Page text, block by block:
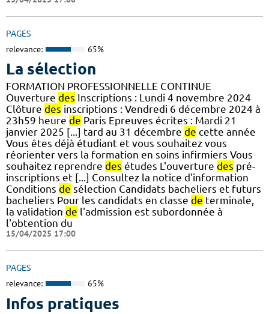
PAGES
relevance: 65%
La sélection
FORMATION PROFESSIONNELLE CONTINUE
Ouverture des Inscriptions : Lundi 4 novembre 2024
Clôture des inscriptions : Vendredi 6 décembre 2024 à
23h59 heure de Paris Epreuves écrites : Mardi 21
janvier 2025 [...] tard au 31 décembre de cette année
Vous êtes déjà étudiant et vous souhaitez vous
réorienter vers la formation en soins infirmiers Vous
souhaitez reprendre des études L'ouverture des pré-
inscriptions et [...] Consultez la notice d'information
Conditions de sélection Candidats bacheliers et futurs
bacheliers Pour les candidats en classe de terminale,
la validation de l'admission est subordonnée à
l'obtention du
15/04/2025 17:00
PAGES
relevance: 65%
Infos pratiques